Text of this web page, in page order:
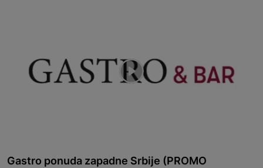
Gastro ponuda zapadne Srbije (PROMO